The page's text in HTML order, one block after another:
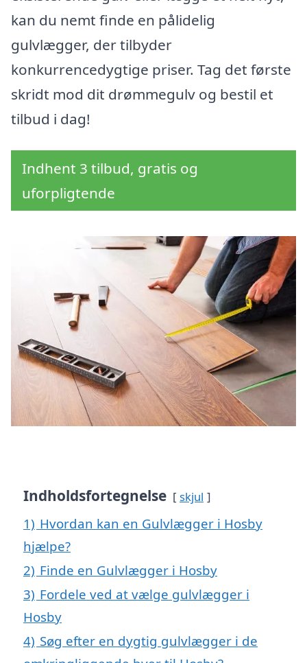
kan du nemt finde en pålidelig
gulvlægger, der tilbyder
konkurrencedygtige priser. Tag det første
skridt mod dit drømmegulv og bestil et
tilbud i dag!
Indhent 3 tilbud, gratis og
uforpligtende
Indholdsfortegnelse skjul
1) Hvordan kan en Gulvlægger i Hosby
hjælpe?
2) Finde en Gulvlægger i Hosby
3) Fordele ved at vælge gulvlægger i
Hosby
4) Søg efter en dygtig gulvlægger i de